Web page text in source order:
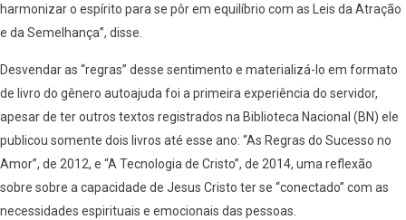
harmonizar o espírito para se pôr em equilíbrio com as Leis da Atração
e da Semelhança”, disse.
Desvendar as “regras” desse sentimento e materializá-lo em formato
de livro do gênero autoajuda foi a primeira experiência do servidor,
apesar de ter outros textos registrados na Biblioteca Nacional (BN) ele
publicou somente dois livros até esse ano: “As Regras do Sucesso no
Amor”, de 2012, e “A Tecnologia de Cristo”, de 2014, uma reflexão
sobre sobre a capacidade de Jesus Cristo ter se “conectado” com as
necessidades espirituais e emocionais das pessoas.